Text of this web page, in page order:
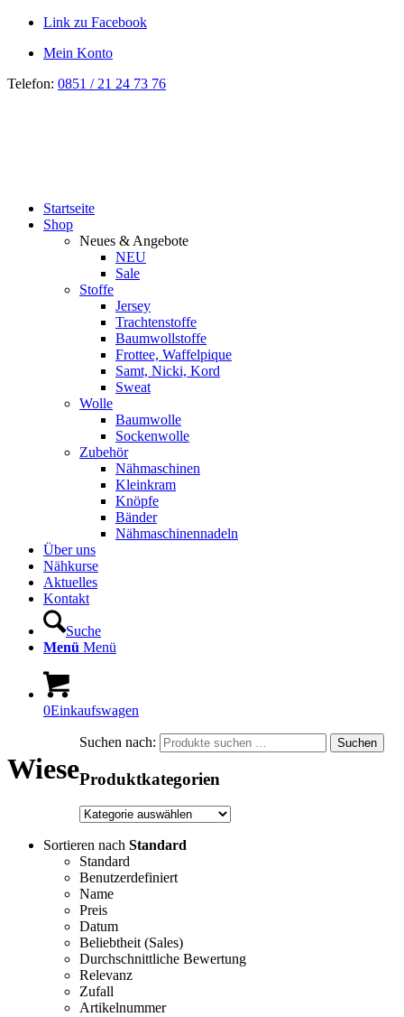
Link zu Facebook
Mein Konto
Telefon: 0851 / 21 24 73 76
Startseite
Shop
Neues & Angebote
NEU
Sale
Stoffe
Jersey
Trachtenstoffe
Baumwollstoffe
Frottee, Waffelpique
Samt, Nicki, Kord
Sweat
Wolle
Baumwolle
Sockenwolle
Zubehör
Nähmaschinen
Kleinkram
Knöpfe
Bänder
Nähmaschinennadeln
Über uns
Nähkurse
Aktuelles
Kontakt
Suche
Menü Menü
0Einkaufswagen
Wiese
Sortieren nach Standard
Standard
Benutzerdefiniert
Name
Preis
Datum
Beliebtheit (Sales)
Durchschnittliche Bewertung
Relevanz
Zufall
Artikelnummer
Suchen nach: Suchen
Produktkategorien